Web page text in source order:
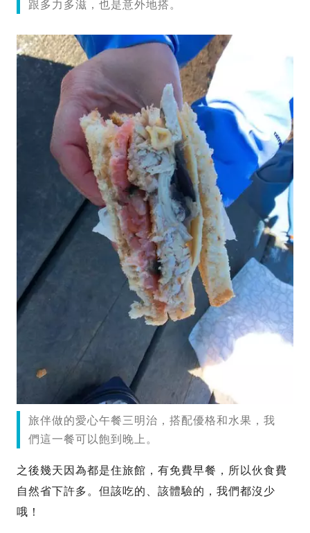
跟多力多滋，也是意外地搭。
旅伴做的愛心午餐三明治，搭配優格和水果，我
們這一餐可以飽到晚上。
之後幾天因為都是住旅館，有免費早餐，所以伙食費
自然省下許多。但該吃的、該體驗的，我們都沒少
哦！